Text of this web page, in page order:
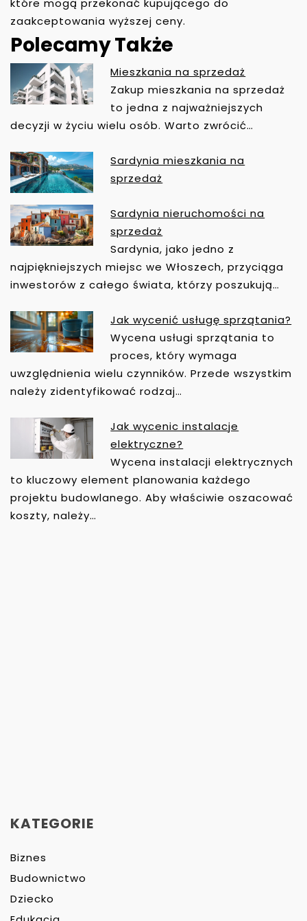
które mogą przekonać kupującego do
zaakceptowania wyższej ceny.
Polecamy Także
Mieszkania na sprzedaż
Zakup mieszkania na sprzedaż
to jedna z najważniejszych
decyzji w życiu wielu osób. Warto zwrócić…
Sardynia mieszkania na
sprzedaż
Sardynia nieruchomości na
sprzedaż
Sardynia, jako jedno z
najpiękniejszych miejsc we Włoszech, przyciąga
inwestorów z całego świata, którzy poszukują…
Jak wycenić usługę sprzątania?
Wycena usługi sprzątania to
proces, który wymaga
uwzględnienia wielu czynników. Przede wszystkim
należy zidentyfikować rodzaj…
Jak wycenic instalacje
elektryczne?
Wycena instalacji elektrycznych
to kluczowy element planowania każdego
projektu budowlanego. Aby właściwie oszacować
koszty, należy…
N
A
W
G
A
C
J
A
W
I
S
U
KATEGORIE
Biznes
Budownictwo
Dziecko